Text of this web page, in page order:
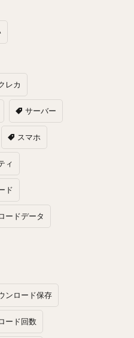
レカ
サーバー
スマホ
ィ
ド
ードデータ
ンロード保存
ード回数